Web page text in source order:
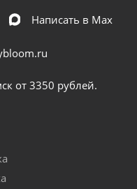
Написать в Мах
от 3350 рублей.